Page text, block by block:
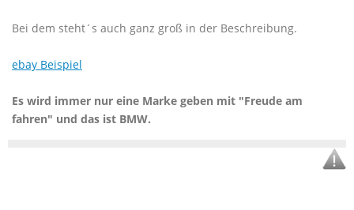
Bei dem steht´s auch ganz groß in der Beschreibung.
ebay Beispiel
Es wird immer nur eine Marke geben mit "Freude am
fahren" und das ist BMW.